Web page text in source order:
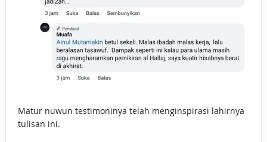
Matur nuwun testimoninya telah menginspirasi lahirnya
tulisan ini.